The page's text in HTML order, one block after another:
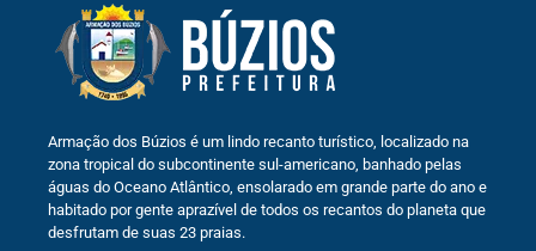
Armação dos Búzios é um lindo recanto turístico, localizado na
zona tropical do subcontinente sul-americano, banhado pelas
águas do Oceano Atlântico, ensolarado em grande parte do ano e
habitado por gente aprazível de todos os recantos do planeta que
desfrutam de suas 23 praias.